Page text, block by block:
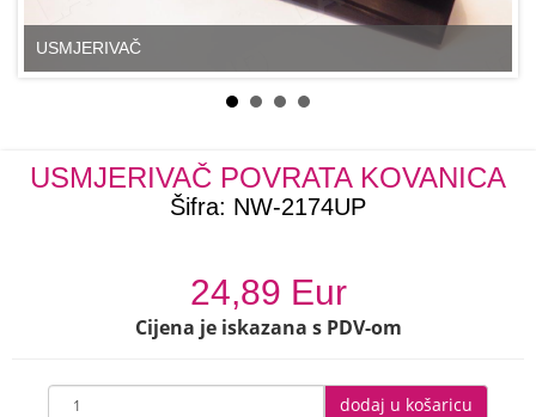
USMJERIVAČ
USMJERIVAČ POVRATA KOVANICA
Šifra: NW-2174UP
24,89 Eur
Cijena je iskazana s PDV-om
dodaj u košaricu